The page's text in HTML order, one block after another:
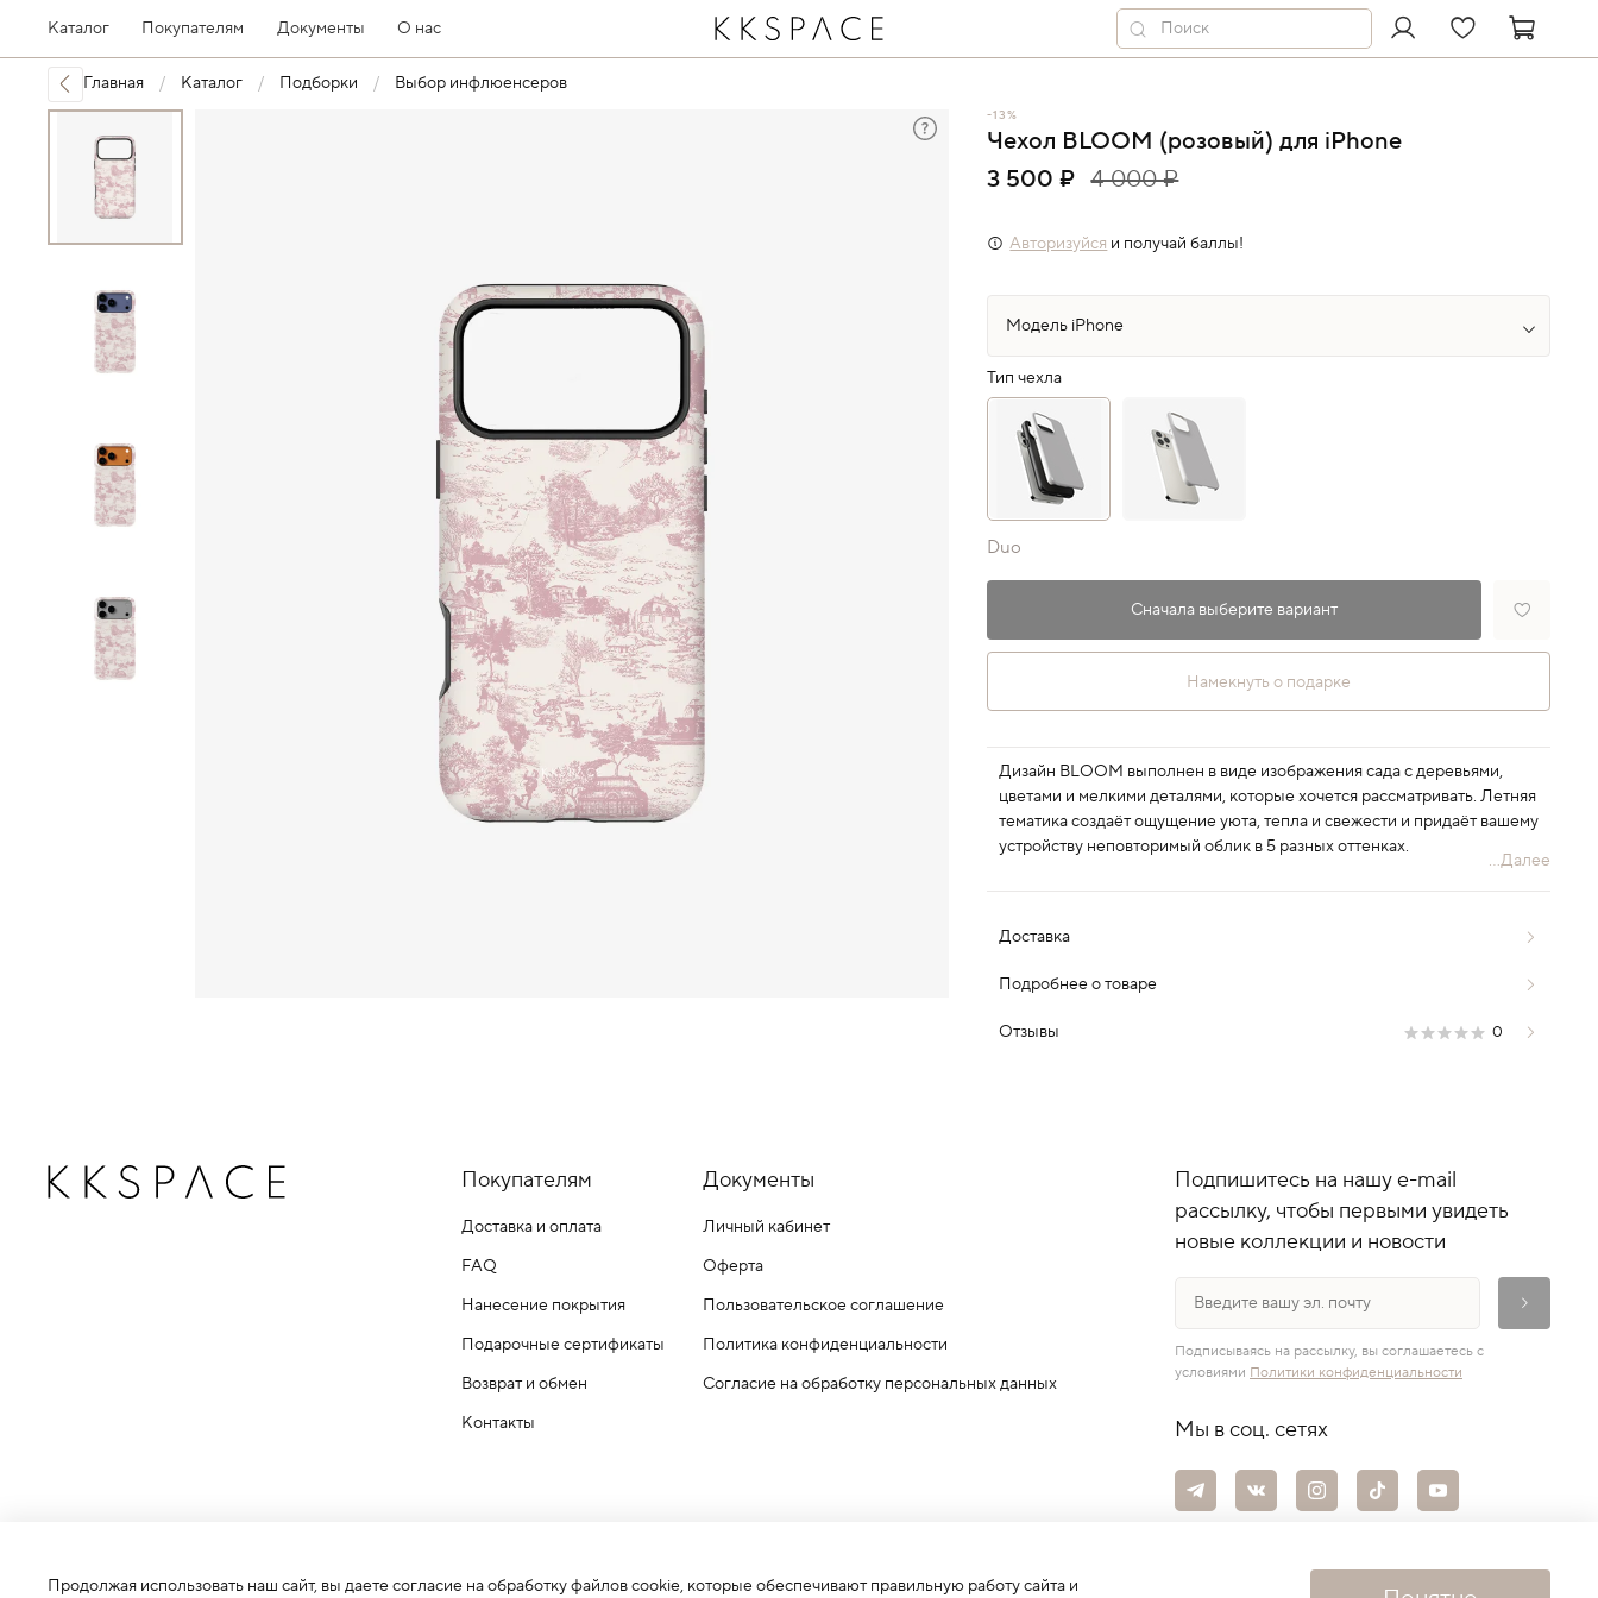
Каталог Покупателям Документы О нас
Главная Каталог Подборки Выбор инфлюенсеров
-13%
Чехол BLOOM (розовый) для iPhone
3 500 ₽ 4 000 ₽
Авторизуйся и получай баллы!
Сначала выберите вариант
Тип чехла
Duo
Намекнуть о подарке
Дизайн BLOOM выполнен в виде изображения сада с деревьями,
цветами и мелкими деталями, которые хочется рассматривать. Летняя
тематика создаёт ощущение уюта, тепла и свежести и придаёт вашему
устройству неповторимый облик в 5 разных оттенках.
...Далее
Доставка
Подробнее о товаре
Отзывы 0
Покупателям
Доставка и оплата
FAQ
Нанесение покрытия
Подарочные сертификаты
Возврат и обмен
Контакты
Документы
Личный кабинет
Оферта
Пользовательское соглашение
Политика конфиденциальности
Согласие на обработку персональных данных
Подпишитесь на нашу e-mail
рассылку, чтобы первыми увидеть
новые коллекции и новости
Подписываясь на рассылку, вы соглашаетесь с
условиями Политики конфиденциальности
Мы в соц. сетях
ИП Белов Кирилл Александрович
Продолжая использовать наш сайт, вы даете согласие на обработку файлов cookie, которые обеспечивают правильную работу сайта и